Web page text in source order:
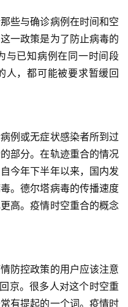
些与确诊病例在时间和空
一政策是为了防止病毒的
与已知病例在同一时间段
人，都可能被要求暂缓回
例或无症状感染者所到过
部分。在轨迹重合的情况
今年下半年以来，国内发
。德尔塔病毒的传播速度
高。疫情时空重合的概念
防控政策的用户应该注意
京。很多人对这个时空重
有提起的一个词。疫情时